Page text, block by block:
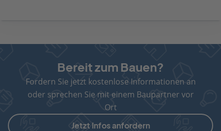
Bereit zum Bauen?
Fordern Sie jetzt kostenlose Informationen an
oder sprechen Sie mit einem Baupartner vor
Ort
Jetzt Infos anfordern